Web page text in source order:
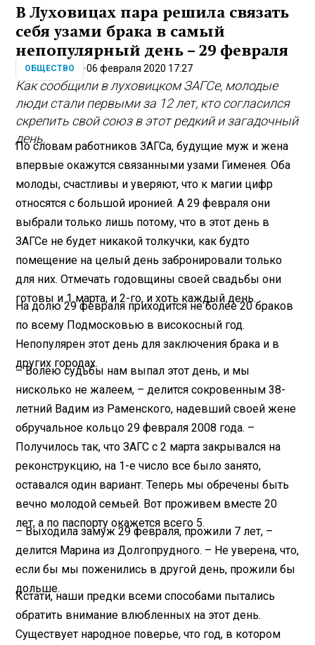
В Луховицах пара решила связать
себя узами брака в самый
непопулярный день – 29 февраля
ОБЩЕСТВО 06 февраля 2020 17:27
Как сообщили в луховицком ЗАГСе, молодые
люди стали первыми за 12 лет, кто согласился
скрепить свой союз в этот редкий и загадочный
день.
По словам работников ЗАГСа, будущие муж и жена
впервые окажутся связанными узами Гименея. Оба
молоды, счастливы и уверяют, что к магии цифр
относятся с большой иронией. А 29 февраля они
выбрали только лишь потому, что в этот день в
ЗАГСе не будет никакой толкучки, как будто
помещение на целый день забронировали только
для них. Отмечать годовщины своей свадьбы они
готовы и 1 марта, и 2-го, и хоть каждый день.
На долю 29 февраля приходится не более 20 браков
по всему Подмосковью в високосный год.
Непопулярен этот день для заключения брака и в
других городах.
– Волею судьбы нам выпал этот день, и мы
нисколько не жалеем, – делится сокровенным 38-
летний Вадим из Раменского, надевший своей жене
обручальное кольцо 29 февраля 2008 года. –
Получилось так, что ЗАГС с 2 марта закрывался на
реконструкцию, на 1-е число все было занято,
оставался один вариант. Теперь мы обречены быть
вечно молодой семьей. Вот проживем вместе 20
лет, а по паспорту окажется всего 5.
– Выходила замуж 29 февраля, прожили 7 лет, –
делится Марина из Долгопрудного. – Не уверена, что,
если бы мы поженились в другой день, прожили бы
дольше.
Кстати, наши предки всеми способами пытались
обратить внимание влюбленных на этот день.
Существует народное поверье, что год, в котором